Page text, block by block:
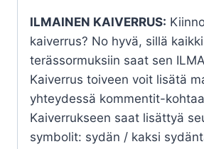
ILMAINEN KAIVERRUS:
kaiverrus? No hyvä, sillä
terässormuksiin saat sen
Kaiverrus toiveen voit lisätä
yhteydessä kommentit-
Kaiverrukseen saat lisättyä
symbolit: sydän / kaksi